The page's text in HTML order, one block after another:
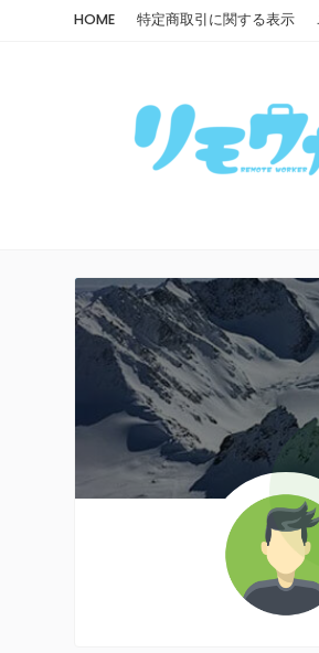
HOME 特定商取引に関する表示